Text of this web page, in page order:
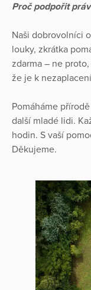
Proč podpořit
Naši dobrovolníci
louky, zkrátka
zdarma – ne
že je k
Pomáháme
další mladé lidi.
hodin. S vaší
Děkujeme.